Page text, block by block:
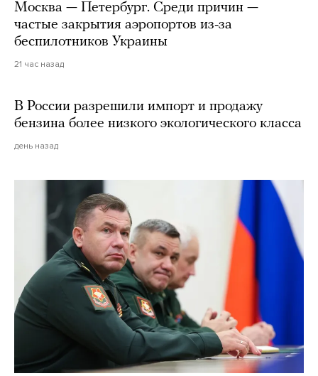
Москва — Петербург. Среди причин —
частые закрытия аэропортов из-за
беспилотников Украины
21 час назад
В России разрешили импорт и продажу
бензина более низкого экологического класса
день назад